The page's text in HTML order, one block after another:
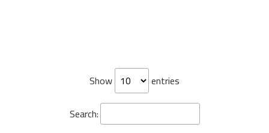
Show
entries
Search: